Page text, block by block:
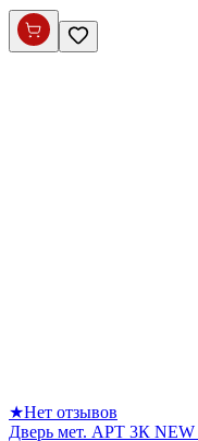
★Нет отзывов
Дверь мет. АРТ 3К NEW